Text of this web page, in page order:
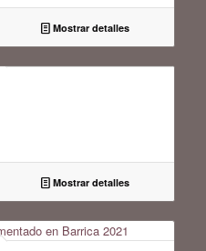
Mostrar detalles
Mostrar detalles